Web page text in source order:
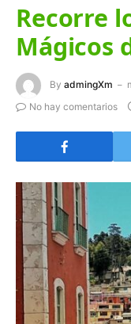
Recorre
Mágicos
By admingXm
No hay comentarios